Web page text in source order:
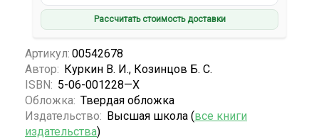
Рассчитать стоимость доставки
Артикул: 00542678
Автор: Куркин В. И., Козинцов Б. С.
ISBN: 5-06-001228—X
Обложка: Твердая обложка
Издательство: Высшая школа (все книги
издательства)